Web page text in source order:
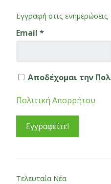
Εγγραφή στις ενημερώσεις
Email *
Αποδέχομαι την
Πολιτική Απορρήτου
Τελευταία Νέα